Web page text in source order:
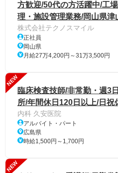
方歓迎/50代の方活躍中/工
理・施設管理業務/岡山県津
株式会社テクノスマイル
正社員
岡山県
月給27万4,200円～31万3,500円
NEW
臨床検査技師/非常勤・週3
所/年間休日120日以上/日祝
内科 久安医院
アルバイト・パート
広島県
時給1,500円～1,700円
NEW